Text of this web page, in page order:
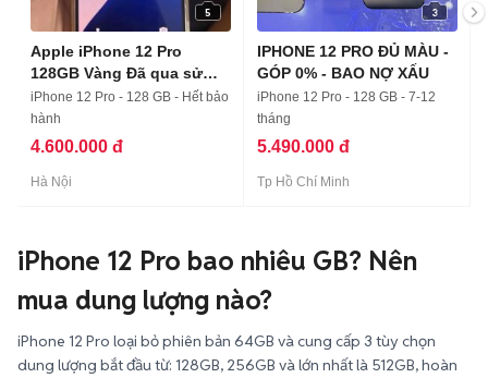
5
Apple iPhone 12 Pro
128GB Vàng Đã qua sử
dụng
iPhone 12 Pro - 128 GB - Hết bảo
hành
4.600.000 đ
Hà Nội
3
IPHONE 12 PRO ĐỦ MÀU -
GÓP 0% - BAO NỢ XẤU
iPhone 12 Pro - 128 GB - 7-12
tháng
5.490.000 đ
Tp Hồ Chí Minh
iPhone 12 Pro bao nhiêu GB? Nên
mua dung lượng nào?
iPhone 12 Pro loại bỏ phiên bản 64GB và cung cấp 3 tùy chọn
dung lượng bắt đầu từ: 128GB, 256GB và lớn nhất là 512GB, hoàn